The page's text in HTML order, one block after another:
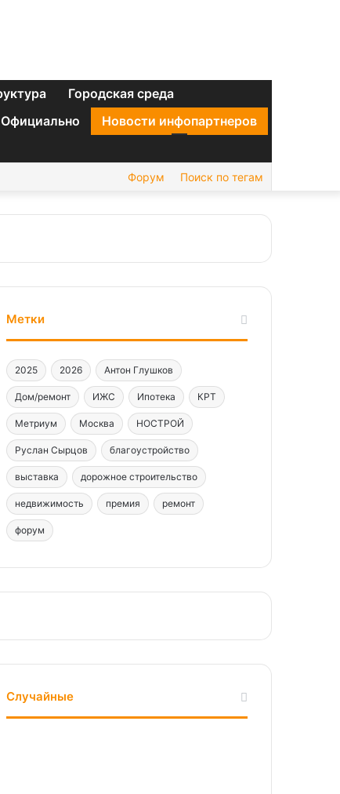
Городская среда
Официально
Новости инфопартнеров
Форум Поиск по тегам
Метки
2025 2026 Антон Глушков
Дом/ремонт ИЖС Ипотека КРТ
Метриум Москва НОСТРОЙ
Руслан Сырцов благоустройство
выставка дорожное строительство
недвижимость премия ремонт
форум
Случайные